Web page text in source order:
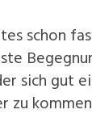
schon
sich gut
zu